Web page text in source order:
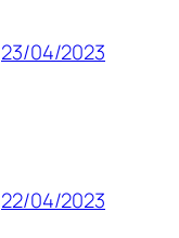
23/04/2023
22/04/2023